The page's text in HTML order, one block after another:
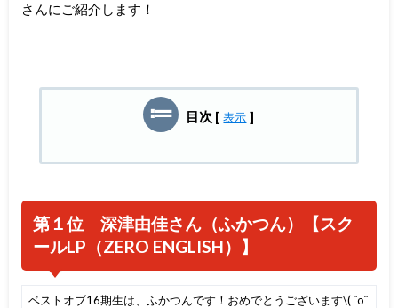
さんにご紹介します！
目次 [ 表示 ]
第１位 深津由佳さん（ふかつん）【スク
ールLP（ZERO ENGLISH）】
ベストオブ16期生は、ふかつんです！おめでとうございます\( ˆoˆ